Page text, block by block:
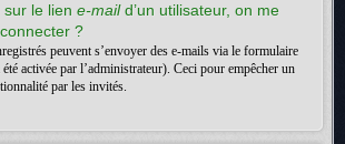
le lien e-maild’un utilisateur, on me
?
peuvent s’envoyer des e-mails via le formulaire
activée par l’administrateur). Ceci pour empêcher un
par les invités.